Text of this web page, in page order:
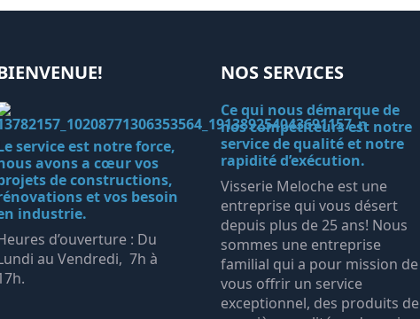
service est notre force,
avons a cœur vos
de constructions,
et vos besoin
industrie.
d’ouverture : Du
au Vendredi, 7h à
NOS SERVICES
Ce qui nous démarque de
nos compétiteurs est notre
service de qualité et notre
rapidité d’exécution.
Visserie Meloche est une
entreprise qui vous désert
depuis plus de 25 ans! Nous
sommes une entreprise
familial qui a pour mission de
vous offrir un service
exceptionnel, des produits de